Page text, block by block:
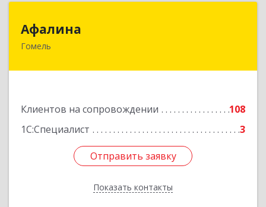
Афалина
Гомель
Клиентов на сопровождении
108
1С:Специалист
3
Отправить заявку
Показать контакты
Отправить заявку
Назад